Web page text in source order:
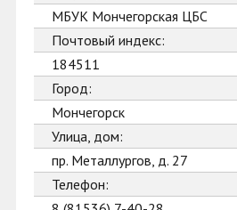
МБУК Мончегорская ЦБС
Почтовый индекс:
184511
Город:
Мончегорск
Улица, дом:
пр. Металлургов, д. 27
Телефон: